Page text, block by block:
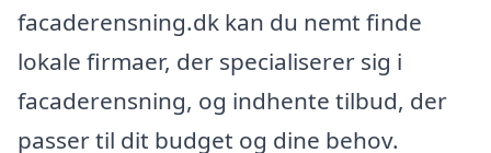
facaderensning.dk kan du nemt finde
lokale firmaer, der specialiserer sig i
facaderensning, og indhente tilbud, der
passer til dit budget og dine behov.